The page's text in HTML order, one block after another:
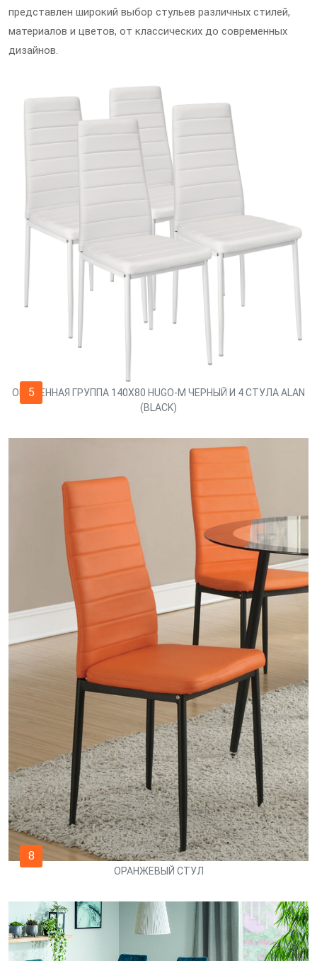
представлен широкий выбор стульев различных стилей,
материалов и цветов, от классических до современных
дизайнов.
5
ОБЕДЕННАЯ ГРУППА 140Х80 HUGO-M ЧЕРНЫЙ И 4 СТУЛА ALAN
(BLACK)
8
ОРАНЖЕВЫЙ СТУЛ